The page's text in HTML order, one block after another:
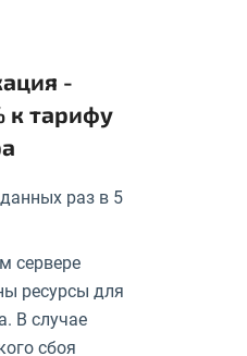
-
к тарифу
раз в 5
сервере
ресурсы для
В случае
сбоя